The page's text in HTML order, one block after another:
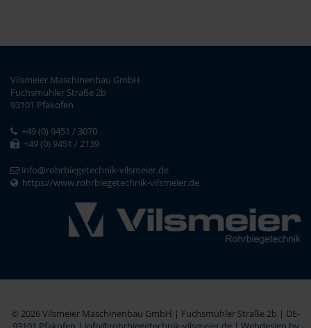
Vilsmeier Maschinenbau GmbH
Fuchsmühler Straße 2b
93101 Pfakofen
+49 (0) 9451 / 3070
+49 (0) 9451 / 2139
info@rohrbiegetechnik-vilsmeier.de
https://www.rohrbiegetechnik-vilsmeier.de
© 2026 Vilsmeier Maschinenbau GmbH | Fuchsmühler Straße 2b | DE-